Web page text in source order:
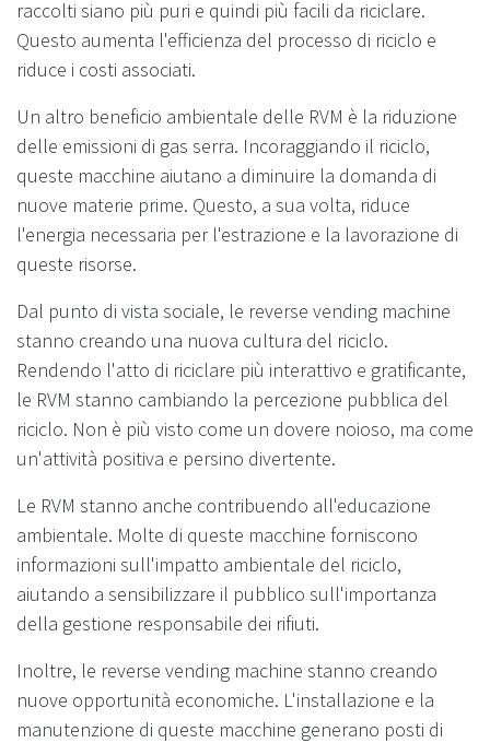
raccolti siano più puri e quindi più facili da riciclare.
Questo aumenta l'efficienza del processo di riciclo e
riduce i costi associati.
Un altro beneficio ambientale delle RVM è la riduzione
delle emissioni di gas serra. Incoraggiando il riciclo,
queste macchine aiutano a diminuire la domanda di
nuove materie prime. Questo, a sua volta, riduce
l'energia necessaria per l'estrazione e la lavorazione di
queste risorse.
Dal punto di vista sociale, le reverse vending machine
stanno creando una nuova cultura del riciclo.
Rendendo l'atto di riciclare più interattivo e gratificante,
le RVM stanno cambiando la percezione pubblica del
riciclo. Non è più visto come un dovere noioso, ma come
un'attività positiva e persino divertente.
Le RVM stanno anche contribuendo all'educazione
ambientale. Molte di queste macchine forniscono
informazioni sull'impatto ambientale del riciclo,
aiutando a sensibilizzare il pubblico sull'importanza
della gestione responsabile dei rifiuti.
Inoltre, le reverse vending machine stanno creando
nuove opportunità economiche. L'installazione e la
manutenzione di queste macchine generano posti di